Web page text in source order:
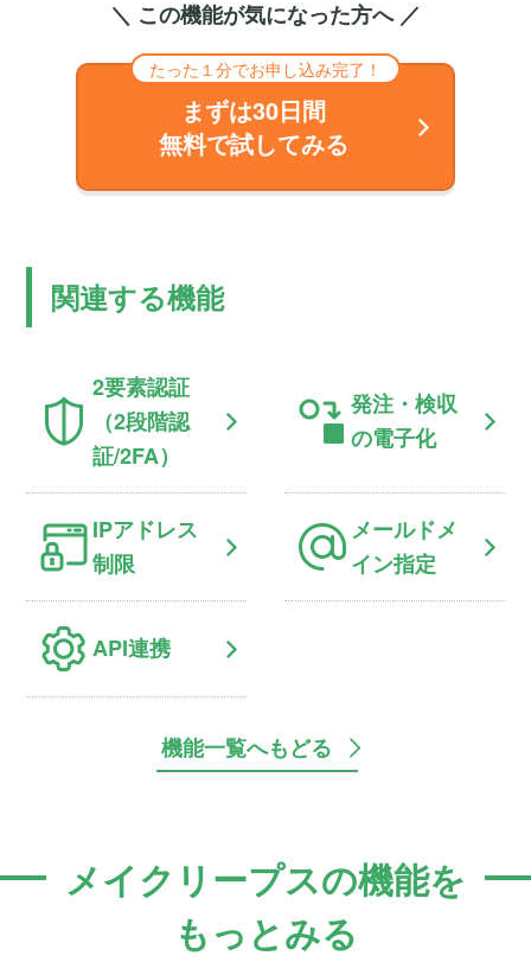
＼ この機能が気になった方へ ／
たった１分でお申し込み完了！
まずは30日間
無料で試してみる
関連する機能
2要素認証
（2段階認
証/2FA）
発注・検収
の電子化
IPアドレス
制限
メールドメ
イン指定
API連携
機能一覧へもどる
メイクリープスの機能を
もっとみる